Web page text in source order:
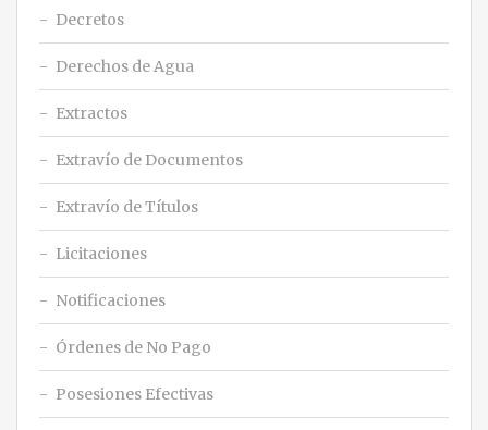
Decretos
Derechos de Agua
Extractos
Extravío de Documentos
Extravío de Títulos
Licitaciones
Notificaciones
Órdenes de No Pago
Posesiones Efectivas